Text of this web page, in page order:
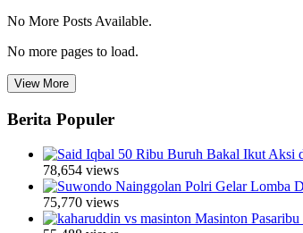
No More Posts Available.
No more pages to load.
View More
Berita Populer
50 Ribu Buruh Bakal Ikut Aksi
78,654 views
Polri Gelar Lomba
75,770 views
Masinton